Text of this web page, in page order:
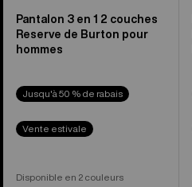
Pantalon 3 en 1 2 couches
Reserve de Burton pour
hommes
Jusqu'à 50 % de rabais
Vente estivale
Disponible en 2 couleurs